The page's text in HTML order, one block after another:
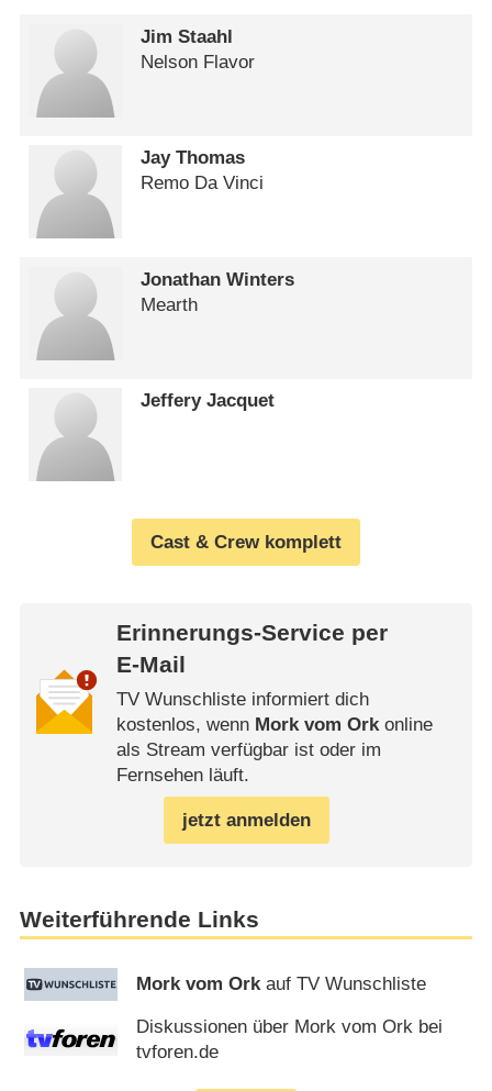
Jim Staahl
Nelson Flavor
Jay Thomas
Remo Da Vinci
Jonathan Winters
Mearth
Jeffery Jacquet
Cast & Crew komplett
Erinnerungs-Service per
E-Mail
TV Wunschliste informiert dich
kostenlos, wenn Mork vom Orkonline
als Stream verfügbar ist oder im
Fernsehen läuft.
jetzt anmelden
Weiterführende Links
Mork vom Orkauf TV Wunschliste
Diskussionen über Mork vom Ork bei
tvforen.de